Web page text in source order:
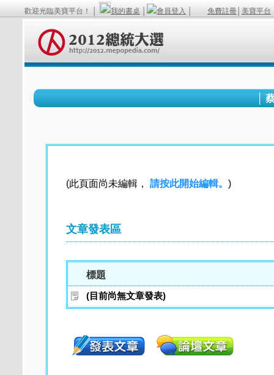
歡迎光臨美寶平台！ │ 我的書桌 會員登入 免費註冊 美寶平台
│
(此頁面尚未編輯， 請按此開始編輯。 )
文章發表區
標題
(目前尚無文章發表)